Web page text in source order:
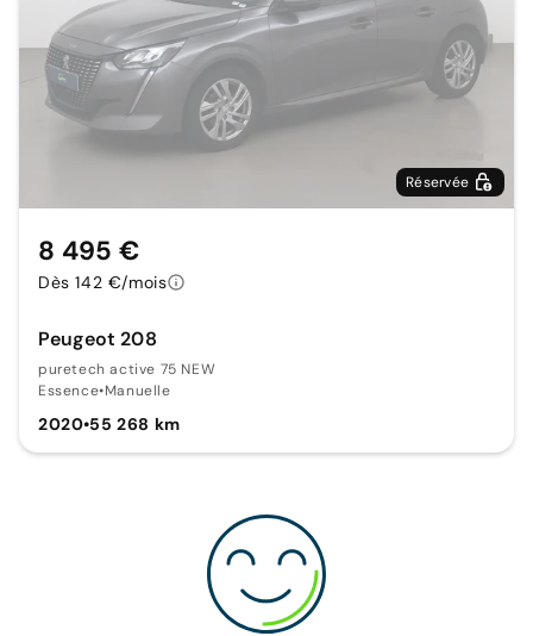
Réservée
Peugeot 208
puretech active 75 NEW
Essence•Manuelle
2020•55 268 km
8 495 €
Dès 142 €/mois